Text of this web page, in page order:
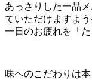
あっさりした一品
ていただけますよう
一日のお疲れを「
味へのこだわりは